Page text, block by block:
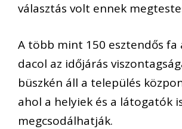
választás volt ennek
A több mint 150 esztendős fa
dacol az időjárás
büszkén áll a település
ahol a helyiek és a látogatók
megcsodálhatják.